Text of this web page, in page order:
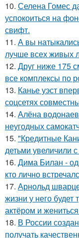
10. Селена Гомес
успокоиться на
свифт.
11. А вы
лучше всех живых
12. Друг ниже 175
все комплексы по
13. Канье уэст
соцсетях
14. Алёна
неугодных
15. "Кредитные
детьми увеличили
16. Дима Билан -
кто лично
17. Арнольд
жизни у него будет
актёром и
18. В России
получать